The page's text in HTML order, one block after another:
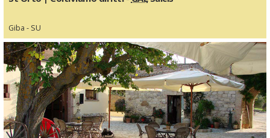
Giba - SU